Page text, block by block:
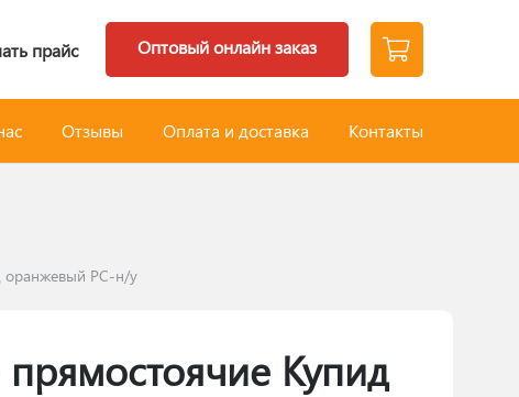
прайс Оптовый онлайн заказ
Отзывы Оплата и доставка Контакты
оранжевый РС-н/у
Купид